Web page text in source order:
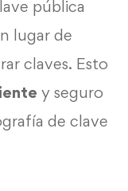
pública
lugar de
claves. Esto
y seguro
de clave